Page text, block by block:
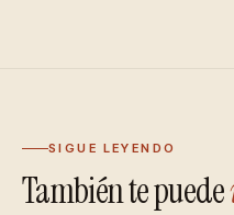
SIGUE LEYENDO
También te puede